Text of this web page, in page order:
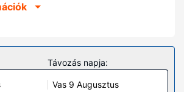
km-re Pinawa Tartományi Park
szobája légkondicionált (10),
szobában található teakonyhák,
és sütők. Ingyenes vezeték
Távozás napja:
Vas 9 Augusztus